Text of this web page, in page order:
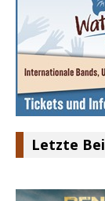
Letzte